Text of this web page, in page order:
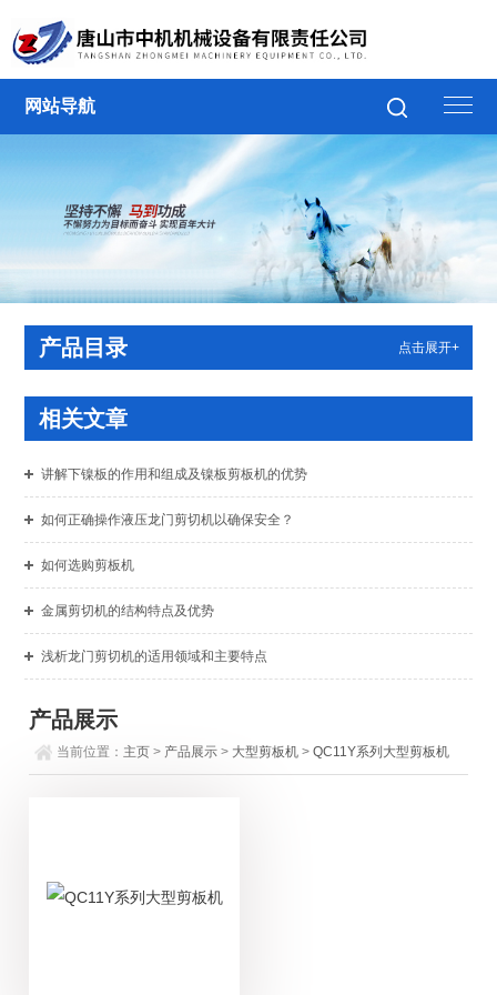
网站导航
产品目录 点击展开+
相关文章
讲解下镍板的作用和组成及镍板剪板机的优势
如何正确操作液压龙门剪切机以确保安全？
如何选购剪板机
金属剪切机的结构特点及优势
浅析龙门剪切机的适用领域和主要特点
产品展示
当前位置： 主页 > 产品展示 > 大型剪板机 >QC11Y系列大型剪板机